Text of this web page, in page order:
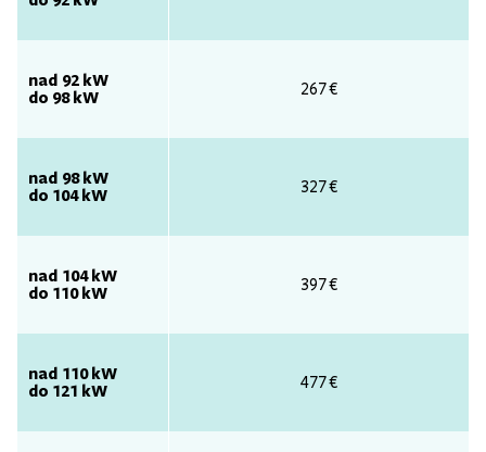
nad 92 kW
do 98 kW
nad 98 kW
do 104 kW
nad 104 kW
do 110 kW
nad 110 kW
do 121 kW
267 €
327 €
397 €
477 €